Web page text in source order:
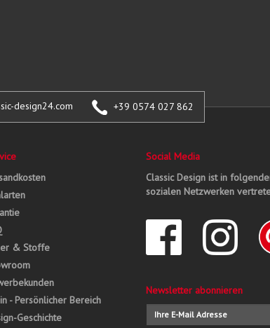
design24.com +39 0574 027 862
& Stoffe
- Persönlicher Bereich
Geschichte
Social Media
Classic Design ist in
sozialen Netzwerken
Newsletter abonnieren